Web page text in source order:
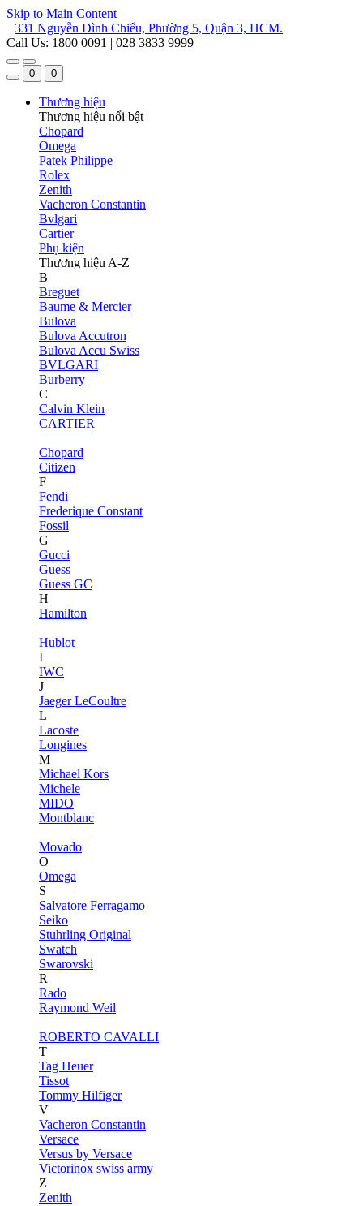
Skip to Main Content
331 Nguyễn Đình Chiểu, Phường 5, Quận 3, HCM.
Call Us: 1800 0091 | 028 3833 9999
0 0
Thương hiệu
Thương hiệu nổi bật
Chopard
Omega
Patek Philippe
Rolex
Zenith
Vacheron Constantin
Bvlgari
Cartier
Phụ kiện
Thương hiệu A-Z
B
Breguet
Baume & Mercier
Bulova
Bulova Accutron
Bulova Accu Swiss
BVLGARI
Burberry
C
Calvin Klein
CARTIER
Chopard
Citizen
F
Fendi
Frederique Constant
Fossil
G
Gucci
Guess
Guess GC
H
Hamilton
Hublot
I
IWC
J
Jaeger LeCoultre
L
Lacoste
Longines
M
Michael Kors
Michele
MIDO
Montblanc
Movado
O
Omega
S
Salvatore Ferragamo
Seiko
Stuhrling Original
Swatch
Swarovski
R
Rado
Raymond Weil
ROBERTO CAVALLI
T
Tag Heuer
Tissot
Tommy Hilfiger
V
Vacheron Constantin
Versace
Versus by Versace
Victorinox swiss army
Z
Zenith